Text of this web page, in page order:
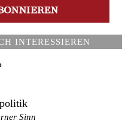
INTERESSIEREN
Sinn